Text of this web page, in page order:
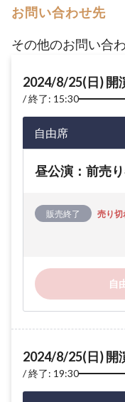
お問い合わせ先
その他のお問い合
2024/8/25(日) 開
終了: 15:30
自由席
昼公演：前売
販売終了 売り切
自
2024/8/25(日) 開
終了: 19:30